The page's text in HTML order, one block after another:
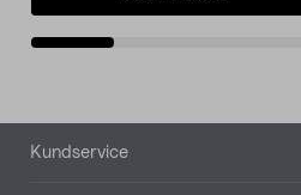
Sidfot
Kundservice